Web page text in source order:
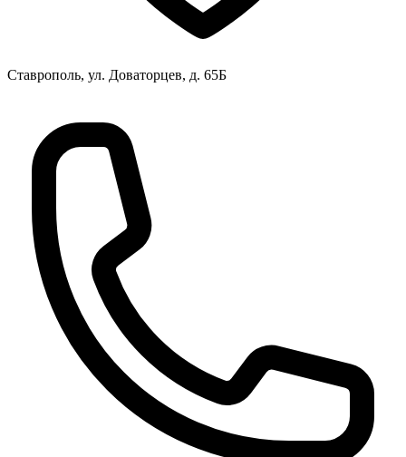
Ставрополь, ул. Доваторцев, д. 65Б